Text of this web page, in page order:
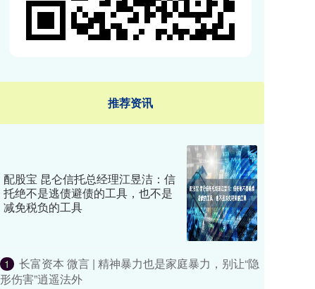
推荐资讯
配股宝 昆仑信托总经理江昱洁：信
托绝不是逃债避债的工具，也不是
减免税负的工具
1
长富资本 微言 | 精神暴力也是家庭暴力，别让“隐
形伤害”逍遥法外